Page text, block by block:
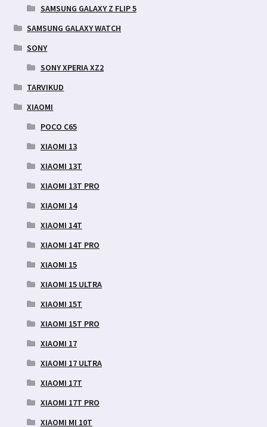
SAMSUNG GALAXY Z FLIP 5
SAMSUNG GALAXY WATCH
SONY
SONY XPERIA XZ2
TARVIKUD
XIAOMI
POCO C65
XIAOMI 13
XIAOMI 13T
XIAOMI 13T PRO
XIAOMI 14
XIAOMI 14T
XIAOMI 14T PRO
XIAOMI 15
XIAOMI 15 ULTRA
XIAOMI 15T
XIAOMI 15T PRO
XIAOMI 17
XIAOMI 17 ULTRA
XIAOMI 17T
XIAOMI 17T PRO
XIAOMI MI 10T